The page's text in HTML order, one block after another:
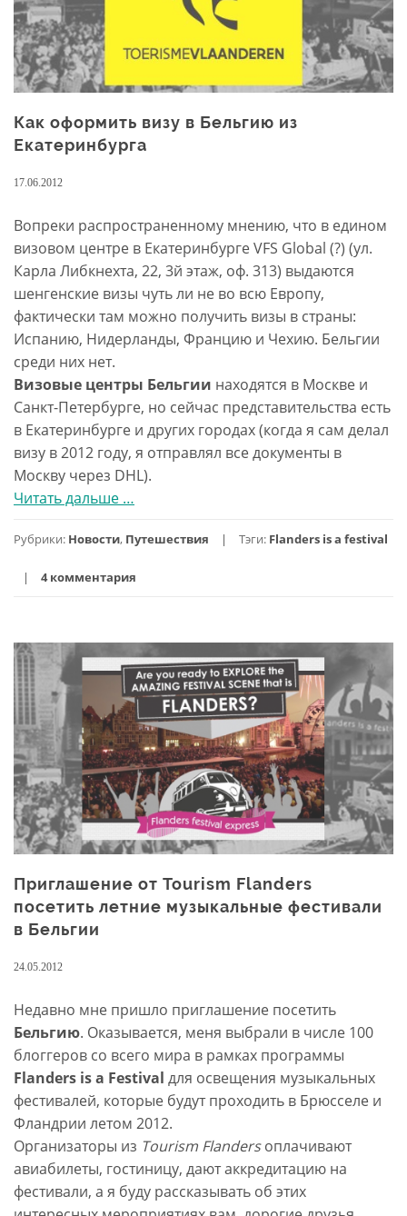
Как оформить визу в Бельгию из
Екатеринбурга
17.06.2012
Вопреки распространенному мнению, что в едином
визовом центре в Екатеринбурге VFS Global (?) (ул.
Карла Либкнехта, 22, 3й этаж, оф. 313) выдаются
шенгенские визы чуть ли не во всю Европу,
фактически там можно получить визы в страны:
Испанию, Нидерланды, Францию и Чехию. Бельгии
среди них нет.
Визовые центры Бельгии находятся в Москве и
Санкт-Петербурге, но сейчас представительства есть
в Екатеринбурге и других городах (когда я сам делал
визу в 2012 году, я отправлял все документы в
Москву через DHL).
Читать дальше проКак
визу
Бельгию
…
Рубрики: Новости, Путешествия Тэги: Flanders is a festival
4 комментария
Приглашение от Tourism Flanders
посетить летние музыкальные фестивали
в Бельгии
24.05.2012
Недавно мне пришло приглашение посетить
Бельгию. Оказывается, меня выбрали в числе 100
блоггеров со всего мира в рамках программы
Flanders is a Festival для освещения музыкальных
фестивалей, которые будут проходить в Брюсселе и
Фландрии летом 2012.
Организаторы из Tourism Flandersоплачивают
авиабилеты, гостиницу, дают аккредитацию на
фестивали, а я буду рассказывать об этих